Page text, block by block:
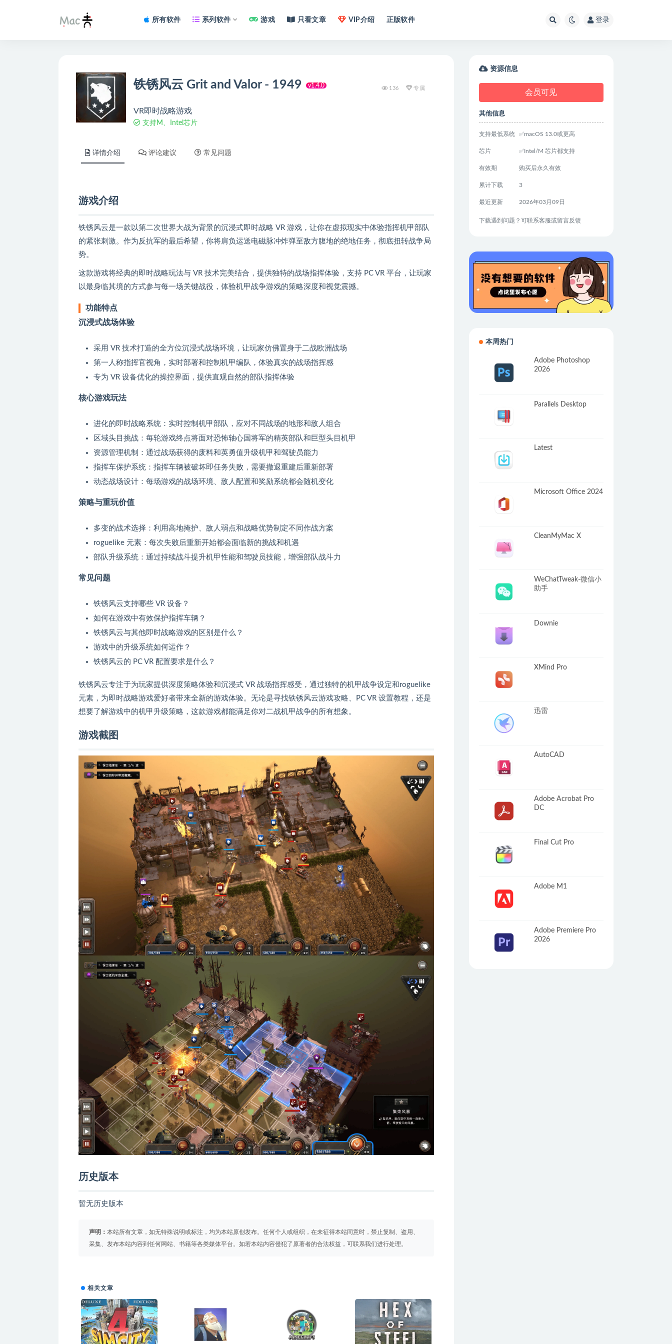
所有软件 系列软件 游戏 只看文章 VIP介绍 正版软件 登录
铁锈风云 Grit and Valor - 1949 v1.4.0
VR即时战略游戏
支持M、Intel芯片
136 专属
详情介绍 评论建议 常见问题
游戏介绍
铁锈风云是一款以第二次世界大战为背景的沉浸式即时战略 VR 游戏，让你在虚拟现实中体验指挥机甲部队
的紧张刺激。作为反抗军的最后希望，你将肩负运送电磁脉冲炸弹至敌方腹地的绝地任务，彻底扭转战争局
势。
这款游戏将经典的即时战略玩法与 VR 技术完美结合，提供独特的战场指挥体验，支持 PC VR 平台，让玩家
以最身临其境的方式参与每一场关键战役，体验机甲战争游戏的策略深度和视觉震撼。
功能特点
沉浸式战场体验
采用 VR 技术打造的全方位沉浸式战场环境，让玩家仿佛置身于二战欧洲战场
第一人称指挥官视角，实时部署和控制机甲编队，体验真实的战场指挥感
专为 VR 设备优化的操控界面，提供直观自然的部队指挥体验
核心游戏玩法
进化的即时战略系统：实时控制机甲部队，应对不同战场的地形和敌人组合
区域头目挑战：每轮游戏终点将面对恐怖轴心国将军的精英部队和巨型头目机甲
资源管理机制：通过战场获得的废料和英勇值升级机甲和驾驶员能力
指挥车保护系统：指挥车辆被破坏即任务失败，需要撤退重建后重新部署
动态战场设计：每场游戏的战场环境、敌人配置和奖励系统都会随机变化
策略与重玩价值
多变的战术选择：利用高地掩护、敌人弱点和战略优势制定不同作战方案
roguelike 元素：每次失败后重新开始都会面临新的挑战和机遇
部队升级系统：通过持续战斗提升机甲性能和驾驶员技能，增强部队战斗力
常见问题
铁锈风云支持哪些 VR 设备？
如何在游戏中有效保护指挥车辆？
铁锈风云与其他即时战略游戏的区别是什么？
游戏中的升级系统如何运作？
铁锈风云的 PC VR 配置要求是什么？
铁锈风云专注于为玩家提供深度策略体验和沉浸式 VR 战场指挥感受，通过独特的机甲战争设定和roguelike
元素，为即时战略游戏爱好者带来全新的游戏体验。无论是寻找铁锈风云游戏攻略、PC VR 设置教程，还是
想要了解游戏中的机甲升级策略，这款游戏都能满足你对二战机甲战争的所有想象。
游戏截图
历史版本
暂无历史版本
声明： 本站所有文章，如无特殊说明或标注，均为本站原创发布。任何个人或组织，在未征得本站同意时，禁止复制、盗用、
采集、发布本站内容到任何网站、书籍等各类媒体平台。如若本站内容侵犯了原著者的合法权益，可联系我们进行处理。
相关文章
资源信息
会员可见
其他信息
支持最低系统 ✅macOS 13.0或更高
芯片 ✅Intel/M 芯片都支持
有效期 购买后永久有效
累计下载 3
最近更新 2026年03月09日
下载遇到问题？可联系客服或留言反馈
本周热门
Adobe Photoshop
2026
Parallels Desktop
Latest
Microsoft Office 2024
CleanMyMac X
WeChatTweak-微信小
助手
Downie
XMind Pro
迅雷
AutoCAD
Adobe Acrobat Pro
DC
Final Cut Pro
Adobe M1
Adobe Premiere Pro
2026